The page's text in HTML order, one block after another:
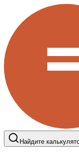
Найдите